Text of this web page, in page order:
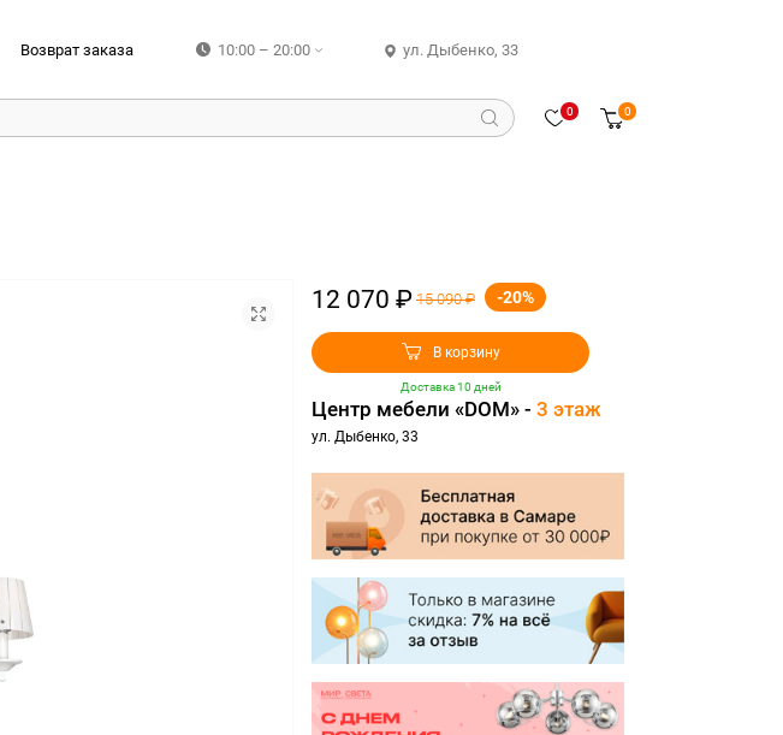
Возврат заказа 10:00 – 20:00 ул. Дыбенко, 33
0 0
12 070 ₽ 15 090 ₽ -20%
В корзину
Доставка 10 дней
Центр мебели «DOM» - 3 этаж
ул. Дыбенко, 33